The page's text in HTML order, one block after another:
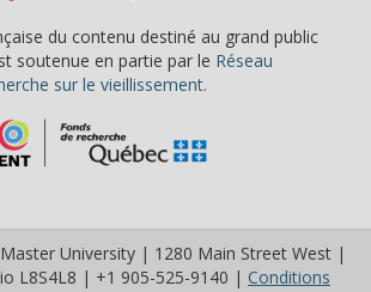
du contenu destiné au grand public
soutenue en partie par le Réseau
sur le vieillissement.
University | 1280 Main Street West |
L8S4L8 | +1 905-525-9140 | Conditions